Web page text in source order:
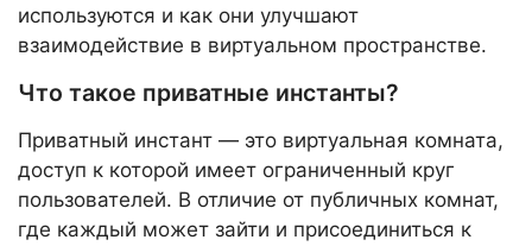
используются и как они улучшают
взаимодействие в виртуальном пространстве.
Что такое приватные инстанты?
Приватный инстант — это виртуальная комната,
доступ к которой имеет ограниченный круг
пользователей. В отличие от публичных комнат,
где каждый может зайти и присоединиться к